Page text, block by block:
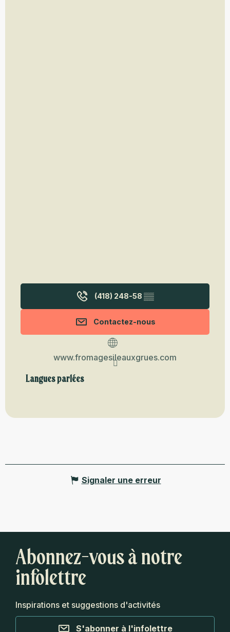
(418) 248-58 ▒▒
Contactez-nous
www.fromagesileauxgrues.com
Langues parlées
Langues parlées
Signaler une erreur
Abonnez-vous à notre
infolettre
Inspirations et suggestions d'activités
S'abonner à l'infolettre